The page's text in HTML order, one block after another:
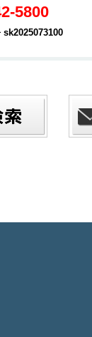
5800
sk2025073100